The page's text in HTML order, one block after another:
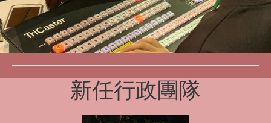
新任行政團隊